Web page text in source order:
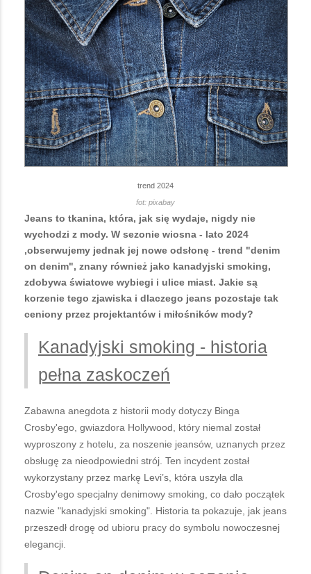
trend 2024
fot: pixabay
Jeans to tkanina, która, jak się wydaje, nigdy nie
wychodzi z mody. W sezonie wiosna - lato 2024
,obserwujemy jednak jej nowe odsłonę - trend "denim
on denim", znany również jako kanadyjski smoking,
zdobywa światowe wybiegi i ulice miast. Jakie są
korzenie tego zjawiska i dlaczego jeans pozostaje tak
ceniony przez projektantów i miłośników mody?
Kanadyjski smoking - historia
pełna zaskoczeń
Zabawna anegdota z historii mody dotyczy Binga
Crosby'ego, gwiazdora Hollywood, który niemal został
wyproszony z hotelu, za noszenie jeansów, uznanych przez
obsługę za nieodpowiedni strój. Ten incydent został
wykorzystany przez markę Levi’s, która uszyła dla
Crosby'ego specjalny denimowy smoking, co dało początek
nazwie "kanadyjski smoking". Historia ta pokazuje, jak jeans
przeszedł drogę od ubioru pracy do symbolu nowoczesnej
elegancji.